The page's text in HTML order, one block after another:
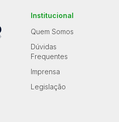
Institucional
Quem Somos
Dúvidas
Frequentes
Imprensa
Legislação